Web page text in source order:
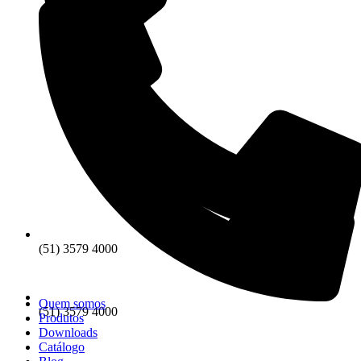
(51) 3579 4000
(51) 3579 4000
Quem somos
Produtos
Downloads
Catálogo